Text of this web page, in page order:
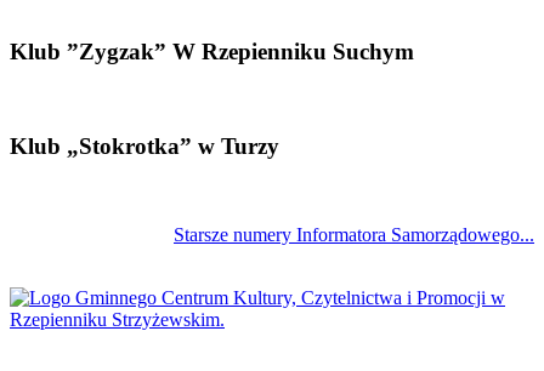
Klub ”Zygzak” W Rzepienniku Suchym
Klub „Stokrotka” w Turzy
Starsze numery Informatora Samorządowego...